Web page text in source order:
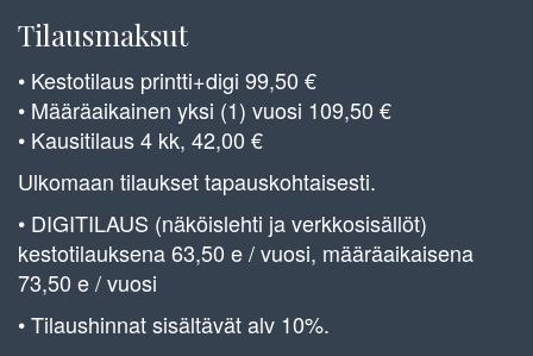
Tilausmaksut
• Kestotilaus printti+digi 99,50 €
• Määräaikainen yksi (1) vuosi 109,50 €
• Kausitilaus 4 kk, 42,00 €
Ulkomaan tilaukset tapauskohtaisesti.
• DIGITILAUS (näköislehti ja verkkosisällöt)
kestotilauksena 63,50 e / vuosi, määräaikaisena
73,50 e / vuosi
• Tilaushinnat sisältävät alv 10%.